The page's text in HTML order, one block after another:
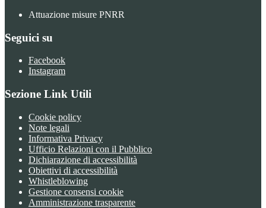
Attuazione misure PNRR
Seguici su
Facebook
Instagram
Sezione Link Utili
Cookie policy
Note legali
Informativa Privacy
Ufficio Relazioni con il Pubblico
Dichiarazione di accessibilità
Obiettivi di accessibilità
Whistleblowing
Gestione consensi cookie
Amministrazione trasparente